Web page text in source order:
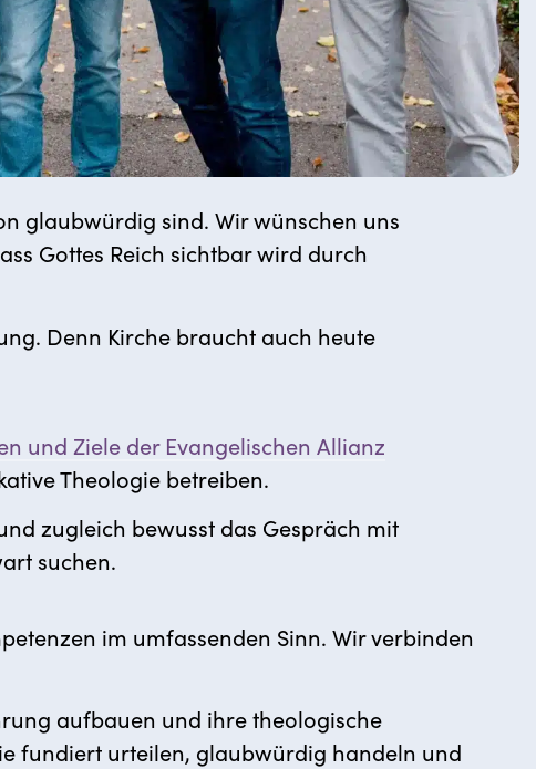
glaubwürdig sind. Wir wünschen uns
Gottes Reich sichtbar wird durch
Denn Kirche braucht auch heute
und Ziele der Evangelischen Allianz
Theologie betreiben.
zugleich bewusst das Gespräch mit
suchen.
im umfassenden Sinn. Wir verbinden
aufbauen und ihre theologische
fundiert urteilen, glaubwürdig handeln und